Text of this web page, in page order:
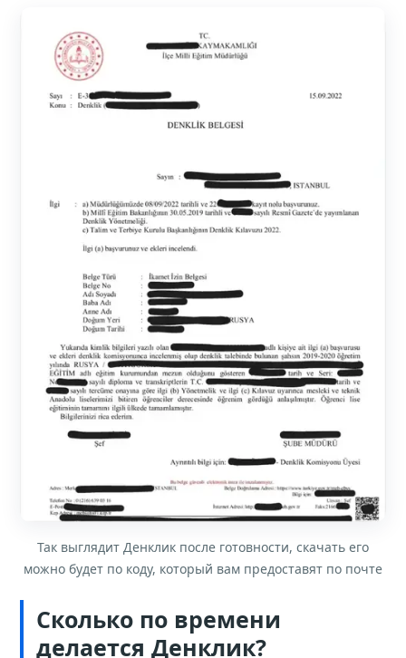
Так выглядит Денклик после готовности, скачать его
можно будет по коду, который вам предоставят по почте
Сколько по времени
делается Денклик?